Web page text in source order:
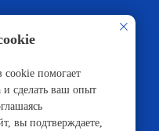
cookie помогает
и сделать ваш опыт
вы подтверждаете,